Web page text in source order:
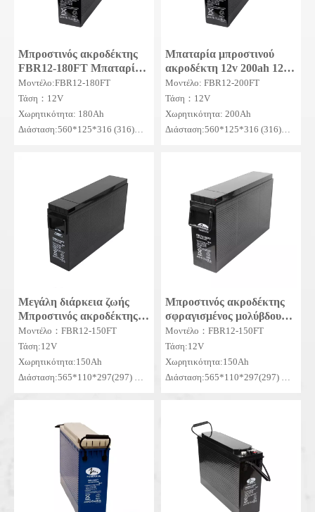
Μπροστινός ακροδέκτης
FBR12-180FT Μπαταρία
χωρίς συντήρηση
Μοντέλο:FBR12-180FT
Τάση：12V
Χωρητικότητα: 180Ah
Διάσταση:560*125*316 (316)mm
Μπαταρία μπροστινού
ακροδέκτη 12v 200ah 12v
200ah τηλεπικοινωνιών
Μπαταρίες μολύβδου οξέος
Μοντέλο: FBR12-200FT
Τάση：12V
Χωρητικότητα: 200Ah
Διάσταση:560*125*316 (316)mm
Μεγάλη διάρκεια ζωής
Μπροστινός ακροδέκτης
FBR12-150FT Μπαταρία
χωρίς συντήρηση
Μοντέλο：FBR12-150FT
Τάση:12V
Χωρητικότητα:150Ah
Διάσταση:565*110*297(297)
Μπροστινός ακροδέκτης
σφραγισμένος μολύβδου
οξέος Μπροστινός
ακροδέκτης FBR12-150FT
Μπαταρία
Μοντέλο：FBR12-150FT
Τάση:12V
Χωρητικότητα:150Ah
Διάσταση:565*110*297(297)